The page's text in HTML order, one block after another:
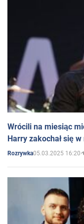
Wrócili na miesiąc
Harry zakochał się
Rozrywka05.03.2025 16:20